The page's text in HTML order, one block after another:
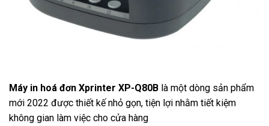
Máy in hoá đơn Xprinter XP-Q80B là một dòng sản phẩm
mới 2022 được thiết kế nhỏ gọn, tiện lợi nhằm tiết kiệm
không gian làm việc cho cửa hàng